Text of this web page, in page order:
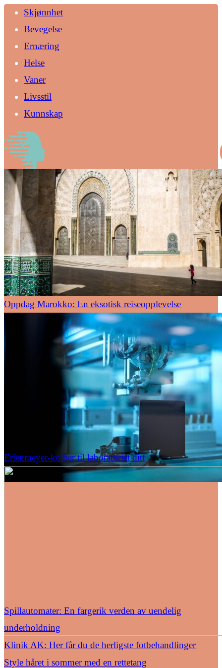
Skjønnhet
Bevegelse
Ernæring
Helse
Vaner
Livsstil
Kunnskap
Oppdag Marokko: En eksotisk reiseopplevelse
Erlenmeyer-kolber til laboratoriet ditt
Spillautomater: En fargerik verden av uendelig
underholdning
Klinik AK: Her får du de herligste fotbehandlinger
Style håret i sommer med en rettetang